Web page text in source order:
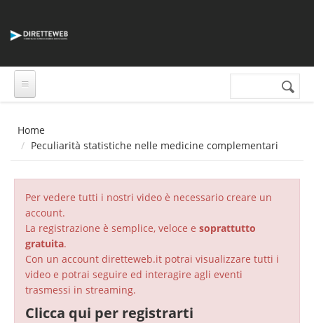
Form di
Cerca nel sito
Home
Peculiarità statistiche nelle medicine complementari
Per vedere tutti i nostri video è necessario creare un
account.
La registrazione è semplice, veloce e soprattutto
gratuita.
Con un account diretteweb.it potrai visualizzare tutti i
video e potrai seguire ed interagire agli eventi
trasmessi in streaming.
Clicca qui per registrarti